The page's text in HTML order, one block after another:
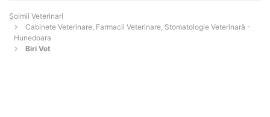
Șoimii Veterinari
Cabinete Veterinare, Farmacii Veterinare, Stomatologie Veterinară -
Hunedoara
Biri Vet